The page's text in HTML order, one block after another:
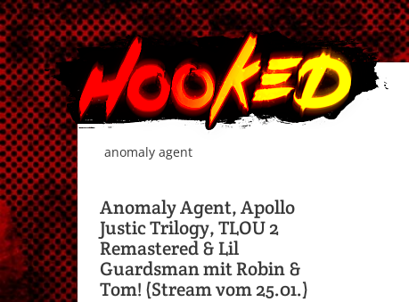
anomaly agent
Anomaly Agent, Apollo
Justic Trilogy, TLOU 2
Remastered & Lil
Guardsman mit Robin &
Tom! (Stream vom 25.01.)